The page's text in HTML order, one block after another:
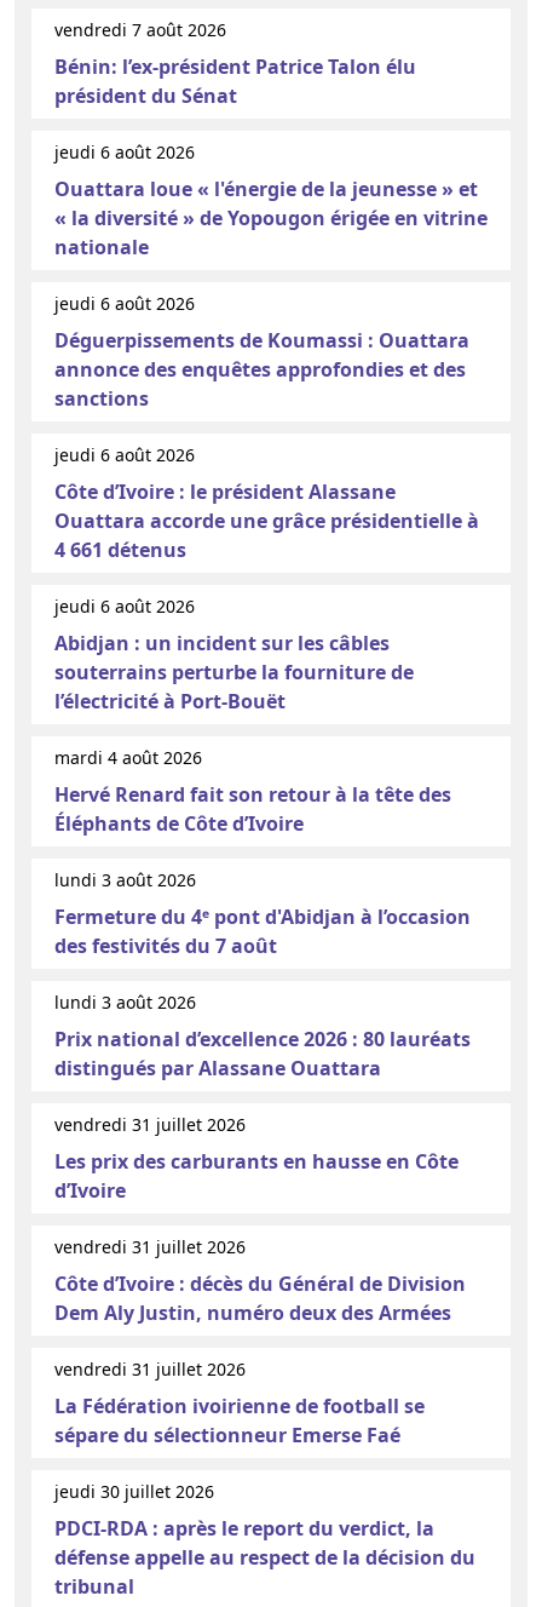
vendredi 7 août 2026
Bénin: l’ex-président Patrice Talon élu
président du Sénat
jeudi 6 août 2026
Ouattara loue « l'énergie de la jeunesse » et
« la diversité » de Yopougon érigée en vitrine
nationale
jeudi 6 août 2026
Déguerpissements de Koumassi : Ouattara
annonce des enquêtes approfondies et des
sanctions
jeudi 6 août 2026
Côte d’Ivoire : le président Alassane
Ouattara accorde une grâce présidentielle à
4 661 détenus
jeudi 6 août 2026
Abidjan : un incident sur les câbles
souterrains perturbe la fourniture de
l’électricité à Port-Bouët
mardi 4 août 2026
Hervé Renard fait son retour à la tête des
Éléphants de Côte d’Ivoire
lundi 3 août 2026
Fermeture du 4ᵉ pont d'Abidjan à l’occasion
des festivités du 7 août
lundi 3 août 2026
Prix national d’excellence 2026 : 80 lauréats
distingués par Alassane Ouattara
vendredi 31 juillet 2026
Les prix des carburants en hausse en Côte
d’Ivoire
vendredi 31 juillet 2026
Côte d’Ivoire : décès du Général de Division
Dem Aly Justin, numéro deux des Armées
vendredi 31 juillet 2026
La Fédération ivoirienne de football se
sépare du sélectionneur Emerse Faé
jeudi 30 juillet 2026
PDCI-RDA : après le report du verdict, la
défense appelle au respect de la décision du
tribunal